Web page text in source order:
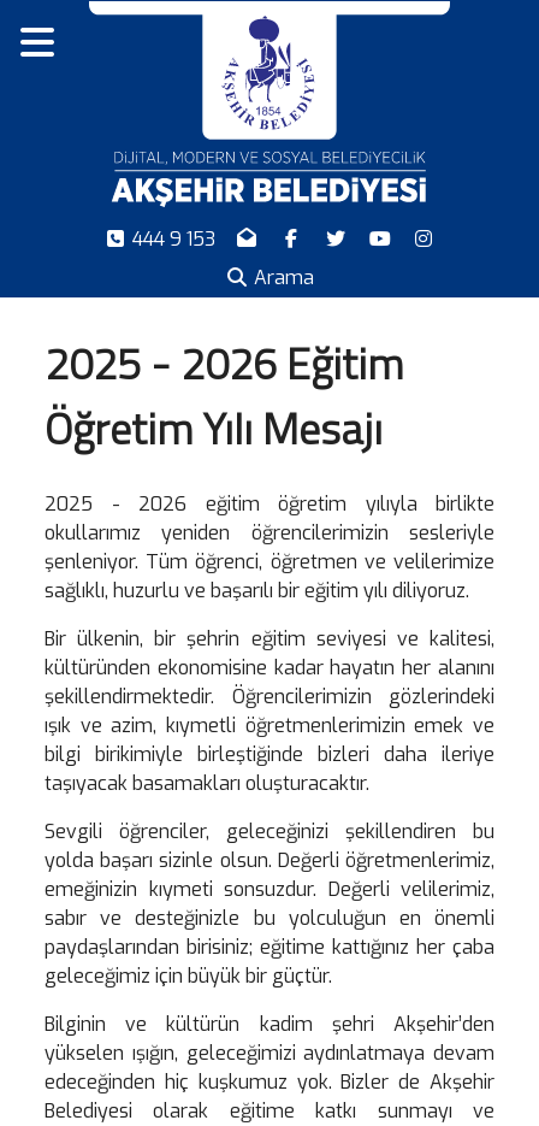
444 9 153
Arama
2025 - 2026 Eğitim
Öğretim Yılı Mesajı
2025 - 2026 eğitim öğretim yılıyla birlikte
okullarımız yeniden öğrencilerimizin sesleriyle
şenleniyor. Tüm öğrenci, öğretmen ve velilerimize
sağlıklı, huzurlu ve başarılı bir eğitim yılı diliyoruz.
Bir ülkenin, bir şehrin eğitim seviyesi ve kalitesi,
kültüründen ekonomisine kadar hayatın her alanını
şekillendirmektedir. Öğrencilerimizin gözlerindeki
ışık ve azim, kıymetli öğretmenlerimizin emek ve
bilgi birikimiyle birleştiğinde bizleri daha ileriye
taşıyacak basamakları oluşturacaktır.
Sevgili öğrenciler, geleceğinizi şekillendiren bu
yolda başarı sizinle olsun. Değerli öğretmenlerimiz,
emeğinizin kıymeti sonsuzdur. Değerli velilerimiz,
sabır ve desteğinizle bu yolculuğun en önemli
paydaşlarından birisiniz; eğitime kattığınız her çaba
geleceğimiz için büyük bir güçtür.
Bilginin ve kültürün kadim şehri Akşehir’den
yükselen ışığın, geleceğimizi aydınlatmaya devam
edeceğinden hiç kuşkumuz yok. Bizler de Akşehir
Belediyesi olarak eğitime katkı sunmayı ve